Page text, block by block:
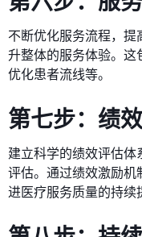
不断优化服务流程，
升整体的服务体验。这
优化患者流线等。
第七步：绩
建立科学的绩效评估
评估。通过绩效激励
进医疗服务质量的持续